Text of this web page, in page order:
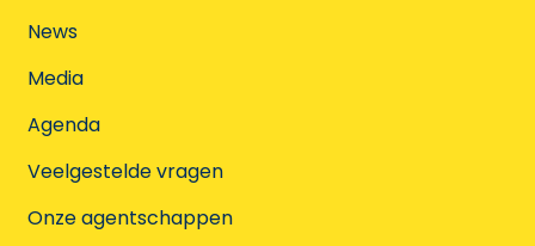
News
Media
Agenda
Veelgestelde vragen
Onze agentschappen